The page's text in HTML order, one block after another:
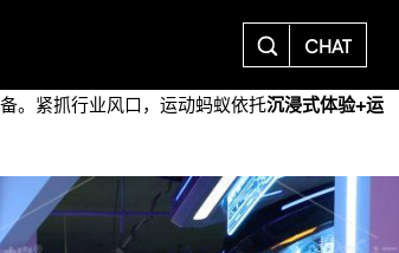
CHAT
。紧抓行业风口，运动蚂蚁依托沉浸式体验+运